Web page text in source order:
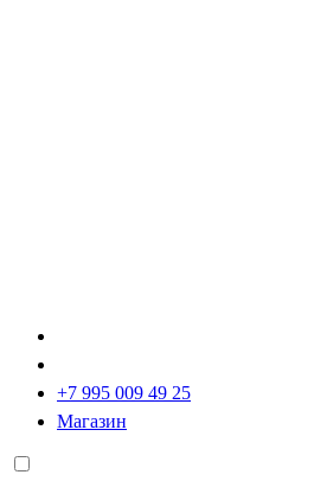
+7 995 009 49 25
Магазин